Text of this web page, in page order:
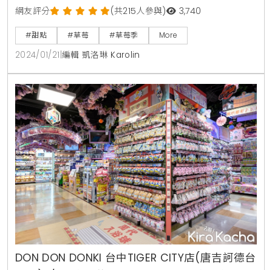
大消費者歡迎的是熊本縣產的熊紅草莓，比其他品種來
的鮮紅飽滿，因為得天獨厚的氣候環境，培育出富涵草
莓香氣且高甜度的風味。DON DON DONKI也推薦多種
豐富層次草莓單品，讓你一次買到：新鮮的草莓大福、
嫩Q多汁草莓果凍、濃醇草莓巧克力、草莓餅乾與飲品
通通有。此外，最受女生歡迎的莓果香氣植粹護膚
網友評分 (共215人參與) 3,740
#甜點 #草莓 #草莓季 More
2024/01/21 編輯 凱洛琳 Karolin
DON DON DONKI 台中TIGER CITY店(唐吉訶德台